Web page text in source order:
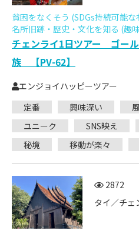
貧困をなくそう (SDGs持続可能
名所旧跡・歴史・文化を知る (趣
チェンライ1日ツアー ゴー
族 【PV-62】
エンジョイハッピーツアー
定番
興味深い
ユニーク
SNS映え
秘境
移動が楽々
2872
タイ／チェ